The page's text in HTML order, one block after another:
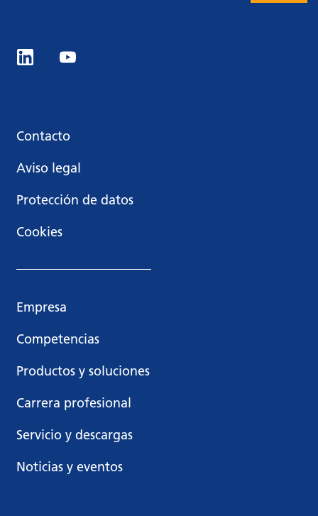
Contacto
Aviso legal
Protección de datos
Cookies
Empresa
Competencias
Productos y soluciones
Carrera profesional
Servicio y descargas
Noticias y eventos